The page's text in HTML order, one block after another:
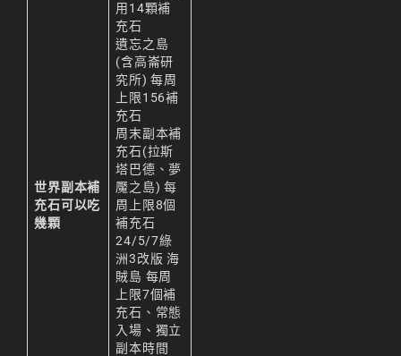
世界副本補
充石可以吃
幾顆
用14顆補
充石
遺忘之島
(含高崙研
究所) 每周
上限156補
充石
周末副本補
充石(拉斯
塔巴德、夢
魘之島) 每
周上限8個
補充石
24/5/7綠
洲3改版 海
賊島 每周
上限7個補
充石、常態
入場、獨立
副本時間